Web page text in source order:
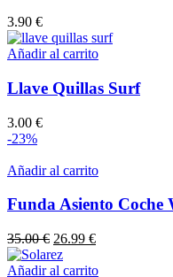
3.90 €
Añadir al carrito
Llave Quillas Surf
3.00 €
-23%
Añadir al carrito
Funda Asiento
35.00€ El
precio
original
26.99 €El
actual
Añadir al carrito